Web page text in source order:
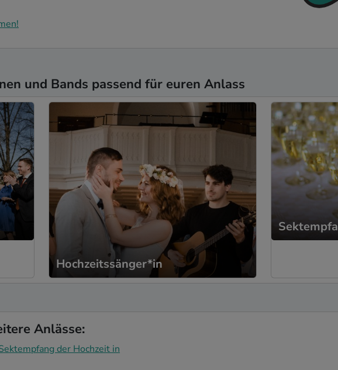
und Bands passend für euren Anlass
Hochzeitssänger*in
Anlässe:
der Hochzeit in